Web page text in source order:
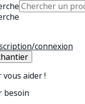
connexion
aider !
besoin